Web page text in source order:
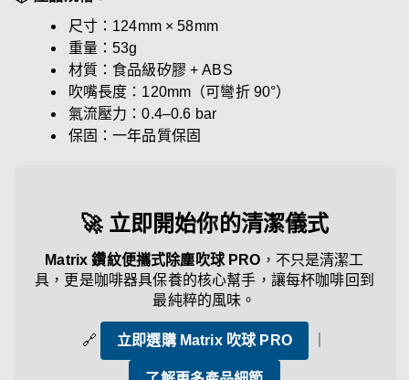
尺寸：124mm × 58mm
重量：53g
材質：食品級矽膠 + ABS
吹嘴長度：120mm（可彎折 90°）
氣流壓力：0.4–0.6 bar
保固：一年品質保固
🚀 立即開始你的清潔儀式
Matrix 鑽紋便攜式除塵吹球 PRO ，不只是清潔工
具，更是咖啡器具保養的核心幫手，讓每杯咖啡回到
最純粹的風味。
🔗 立即選購 Matrix 吹球 PRO